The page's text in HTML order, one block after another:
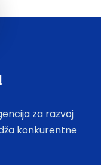
za razvoj
konkurentne